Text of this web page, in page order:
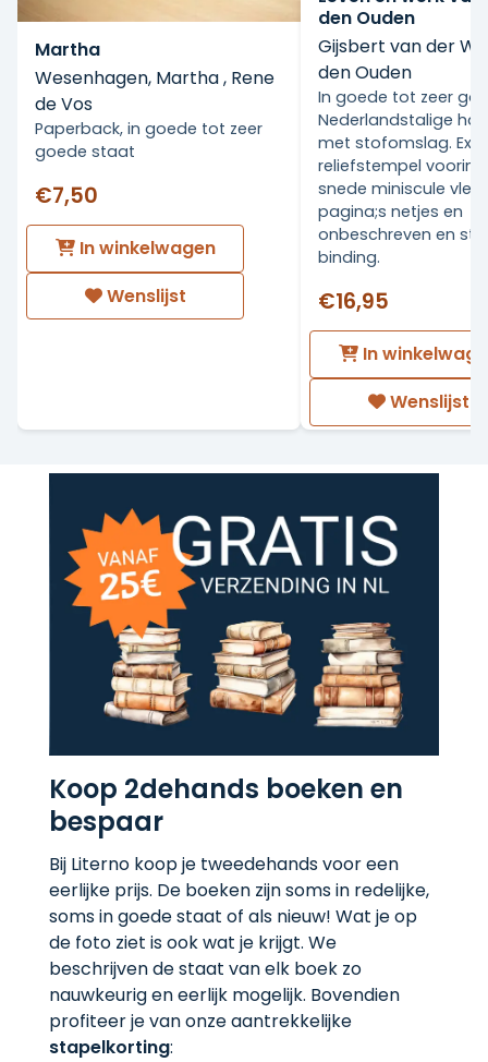
Martha
Wesenhagen, Martha , Rene
de Vos
Paperback, in goede tot zeer
goede staat
€7,50
In winkelwagen
Wenslijst
den Ouden
Gijsbert van der
den Ouden
In goede tot zeer
Nederlandstalige
met stofomslag. Ex
reliefstempel voorin.
snede miniscule
pagina;s netjes en
onbeschreven en
binding.
€16,95
In
Wenslijst
Koop 2dehands boeken en
bespaar
Bij Literno koop je tweedehands voor een
eerlijke prijs. De boeken zijn soms in redelijke,
soms in goede staat of als nieuw! Wat je op
de foto ziet is ook wat je krijgt. We
beschrijven de staat van elk boek zo
nauwkeurig en eerlijk mogelijk. Bovendien
profiteer je van onze aantrekkelijke
stapelkorting: